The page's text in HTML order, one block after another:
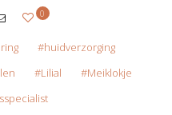
0
huidverzorging
Lilial
Meiklokje